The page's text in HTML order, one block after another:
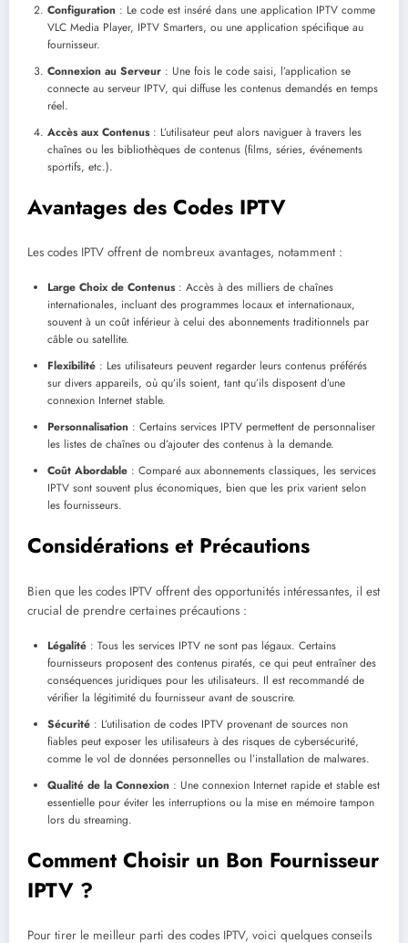
Configuration : Le code est inséré dans une application IPTV comme
VLC Media Player, IPTV Smarters, ou une application spécifique au
fournisseur.
Connexion au Serveur : Une fois le code saisi, l’application se
connecte au serveur IPTV, qui diffuse les contenus demandés en temps
réel.
Accès aux Contenus: L’utilisateur peut alors naviguer à travers les
chaînes ou les bibliothèques de contenus (films, séries, événements
sportifs, etc.).
Avantages des Codes IPTV
Les codes IPTV offrent de nombreux avantages, notamment :
Large Choix de Contenus: Accès à des milliers de chaînes
internationales, incluant des programmes locaux et internationaux,
souvent à un coût inférieur à celui des abonnements traditionnels par
câble ou satellite.
Flexibilité : Les utilisateurs peuvent regarder leurs contenus préférés
sur divers appareils, où qu’ils soient, tant qu’ils disposent d’une
connexion Internet stable.
Personnalisation : Certains services IPTV permettent de personnaliser
les listes de chaînes ou d’ajouter des contenus à la demande.
Coût Abordable : Comparé aux abonnements classiques, les services
IPTV sont souvent plus économiques, bien que les prix varient selon
les fournisseurs.
Considérations et Précautions
Bien que les codes IPTV offrent des opportunités intéressantes, il est
crucial de prendre certaines précautions :
Légalité : Tous les services IPTV ne sont pas légaux. Certains
fournisseurs proposent des contenus piratés, ce qui peut entraîner des
conséquences juridiques pour les utilisateurs. Il est recommandé de
vérifier la légitimité du fournisseur avant de souscrire.
Sécurité : L’utilisation de codes IPTV provenant de sources non
fiables peut exposer les utilisateurs à des risques de cybersécurité,
comme le vol de données personnelles ou l’installation de malwares.
Qualité de la Connexion : Une connexion Internet rapide et stable est
essentielle pour éviter les interruptions ou la mise en mémoire tampon
lors du streaming.
Comment Choisir un Bon Fournisseur
IPTV ?
Pour tirer le meilleur parti des codes IPTV, voici quelques conseils